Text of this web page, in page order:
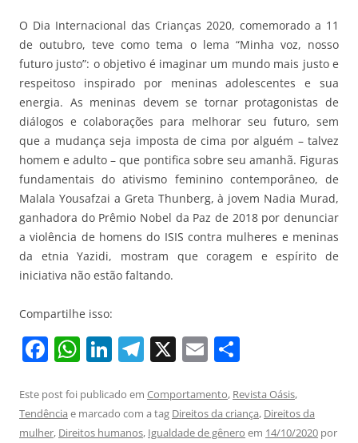
O Dia Internacional das Crianças 2020, comemorado a 11
de outubro, teve como tema o lema “Minha voz, nosso
futuro justo”: o objetivo é imaginar um mundo mais justo e
respeitoso inspirado por meninas adolescentes e sua
energia. As meninas devem se tornar protagonistas de
diálogos e colaborações para melhorar seu futuro, sem
que a mudança seja imposta de cima por alguém – talvez
homem e adulto – que pontifica sobre seu amanhã. Figuras
fundamentais do ativismo feminino contemporâneo, de
Malala Yousafzai a Greta Thunberg, à jovem Nadia Murad,
ganhadora do Prêmio Nobel da Paz de 2018 por denunciar
a violência de homens do ISIS contra mulheres e meninas
da etnia Yazidi, mostram que coragem e espírito de
iniciativa não estão faltando.
Compartilhe isso:
F
c
e
W
at
s
Li
k
e
T
e
gr
X E
ai
l
ar
e
Este post foi publicado em Comportamento, Revista Oásis,
Tendência e marcado com a tag Direitos da criança, Direitos da
mulher, Direitos humanos, Igualdade de gênero em 14/10/2020 por